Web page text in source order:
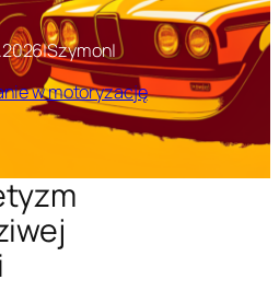
|Szymon|
w motoryzację